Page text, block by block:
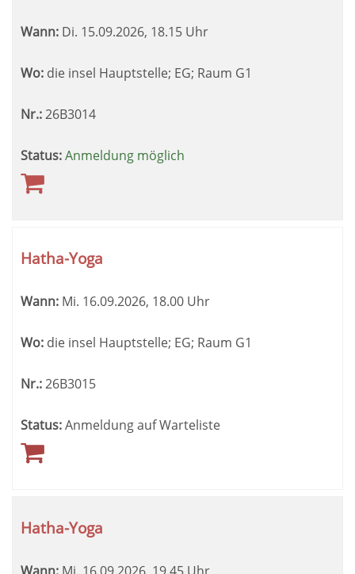
Wann: Di. 15.09.2026, 18.15 Uhr
Wo: die insel Hauptstelle; EG; Raum G1
Nr.:26B3014
Status:Anmeldung möglich
Hatha-Yoga
Wann: Mi. 16.09.2026, 18.00 Uhr
Wo: die insel Hauptstelle; EG; Raum G1
Nr.:26B3015
Status:Anmeldung auf Warteliste
Hatha-Yoga